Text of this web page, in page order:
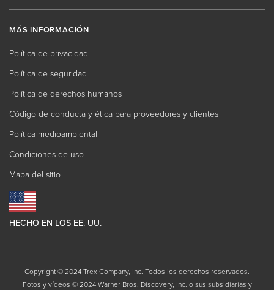
MÁS INFORMACIÓN
Política de privacidad
Política de seguridad
Política de derechos humanos
Código de conducta y ética para proveedores y clientes
Política medioambiental
Condiciones de uso
Mapa del sitio
HECHO EN LOS EE. UU.
Copyright © 2024 Trex Company, Inc. Todos los derechos reservados.
Fotos y vídeos © 2024 Warner Bros. Discovery, Inc. o sus subsidiarias y